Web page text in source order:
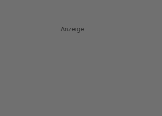
Anzeige